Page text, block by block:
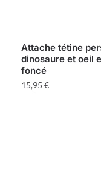
Attache tétine
dinosaure et oeil
foncé
15,95 €